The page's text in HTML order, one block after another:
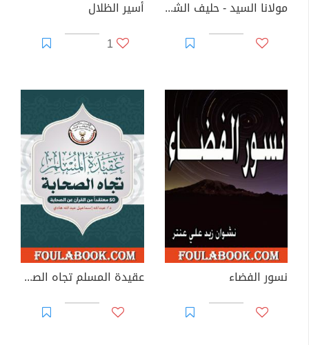
مولانا السيد - حليف الشيطان
أسير الظلال
1
نسور الفضاء عقيدة المسلم تجاه الصحابة - 50 معتقدا من القرآن عن الصحابة